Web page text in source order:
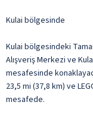
Kulai bölgesinde
Kulai bölgesindeki
Alışveriş Merkezi ve
mesafesinde
23,5 mi (37,8 km) ve
mesafede.